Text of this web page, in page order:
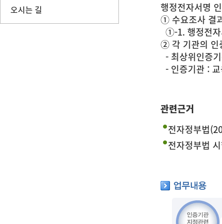
오시는 길
행정전자서명
① 수요조사 결
①-1. 행정전자
② 각 기관의 인
- 최상위인증
- 인증기관 :
관련근거
전자정부법
전자정부법